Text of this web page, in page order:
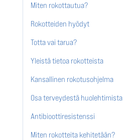
Miten rokottautua?
Rokotteiden hyödyt
Totta vai tarua?
Yleistä tietoa rokotteista
Kansallinen rokotusohjelma
Osa terveydestä huolehtimista
Antibioottiresistenssi
Miten rokotteita kehitetään?